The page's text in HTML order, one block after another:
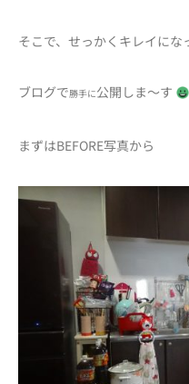
そこで、せっかくキレイにな
ブログで勝手に公開しま～す
まずはBEFORE写真から